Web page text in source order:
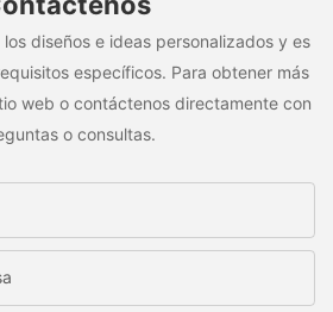
diseños e ideas personalizados y es
específicos. Para obtener más
web o contáctenos directamente con
o consultas.